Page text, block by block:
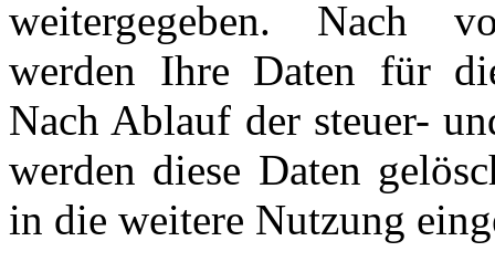
weitergegeben. Nach
werden Ihre Daten für
Nach Ablauf der steuer-
werden diese Daten
in die weitere Nutzung